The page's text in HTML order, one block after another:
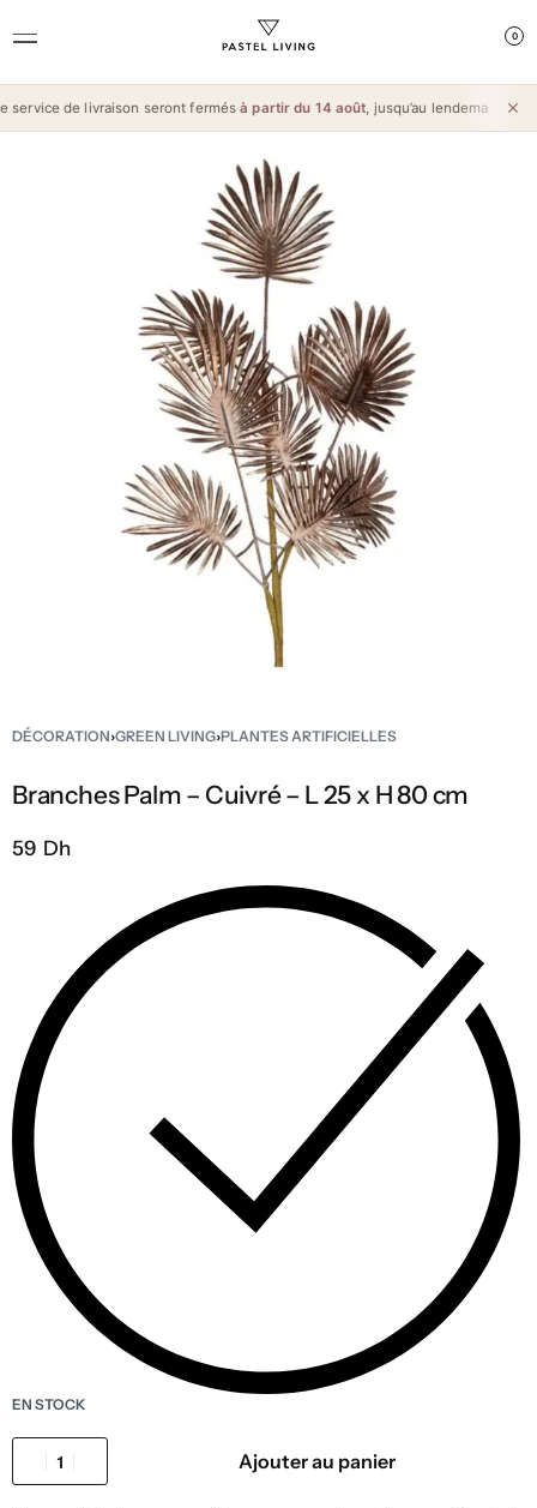
0
de livraison seront fermésà partir du 14 août, jusqu’au lendemain de l’
DÉCORATION›GREEN LIVING›PLANTES ARTIFICIELLES
Branches Palm – Cuivré – L 25 x H 80 cm
59 Dh
EN STOCK
Ajouter au panier